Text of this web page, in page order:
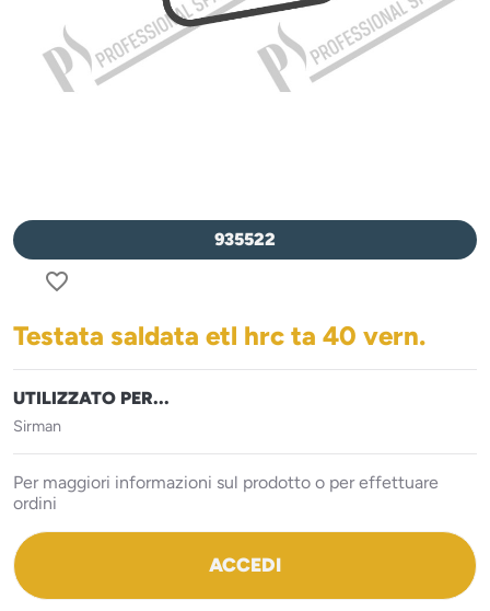
935522
favorite_border
Testata saldata etl hrc ta 40 vern.
UTILIZZATO PER...
Sirman
Per maggiori informazioni sul prodotto o per effettuare
ordini
ACCEDI